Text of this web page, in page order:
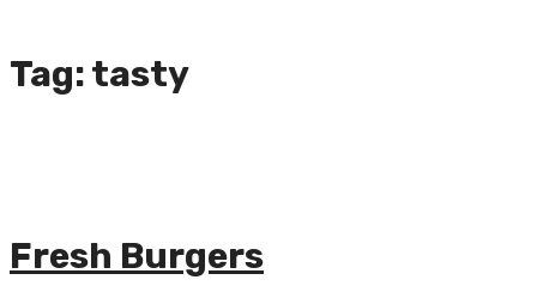
Tag:tasty
Fresh Burgers